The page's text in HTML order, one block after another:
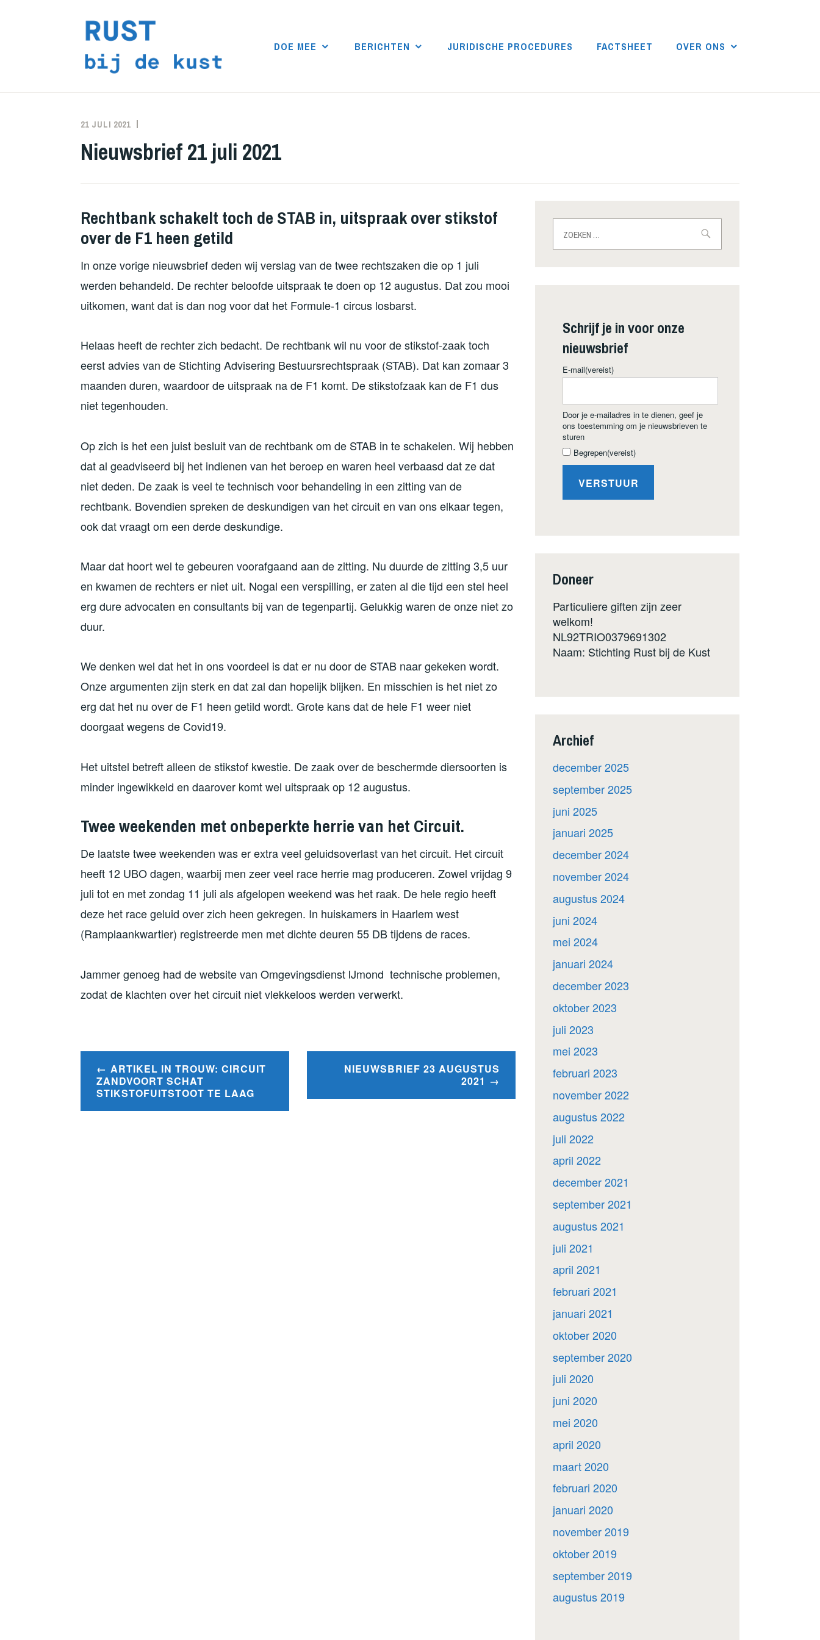
DOE MEE BERICHTEN JURIDISCHE PROCEDURES FACTSHEET OVER ONS
21 JULI 2021
DE
JURIDISCHE
Nieuwsbrief 21 juli 2021
Rechtbank schakelt toch de STAB in, uitspraak over stikstof
over de F1 heen getild
In onze vorige nieuwsbrief deden wij verslag van de twee rechtszaken die op 1 juli
werden behandeld. De rechter beloofde uitspraak te doen op 12 augustus. Dat zou mooi
uitkomen, want dat is dan nog voor dat het Formule-1 circus losbarst.
Helaas heeft de rechter zich bedacht. De rechtbank wil nu voor de stikstof-zaak toch
eerst advies van de Stichting Advisering Bestuursrechtspraak (STAB). Dat kan zomaar 3
maanden duren, waardoor de uitspraak na de F1 komt. De stikstofzaak kan de F1 dus
niet tegenhouden.
Op zich is het een juist besluit van de rechtbank om de STAB in te schakelen. Wij hebben
dat al geadviseerd bij het indienen van het beroep en waren heel verbaasd dat ze dat
niet deden. De zaak is veel te technisch voor behandeling in een zitting van de
rechtbank. Bovendien spreken de deskundigen van het circuit en van ons elkaar tegen,
ook dat vraagt om een derde deskundige.
Maar dat hoort wel te gebeuren voorafgaand aan de zitting. Nu duurde de zitting 3,5 uur
en kwamen de rechters er niet uit. Nogal een verspilling, er zaten al die tijd een stel heel
erg dure advocaten en consultants bij van de tegenpartij. Gelukkig waren de onze niet zo
duur.
We denken wel dat het in ons voordeel is dat er nu door de STAB naar gekeken wordt.
Onze argumenten zijn sterk en dat zal dan hopelijk blijken. En misschien is het niet zo
erg dat het nu over de F1 heen getild wordt. Grote kans dat de hele F1 weer niet
doorgaat wegens de Covid19.
Het uitstel betreft alleen de stikstof kwestie. De zaak over de beschermde diersoorten is
minder ingewikkeld en daarover komt wel uitspraak op 12 augustus.
Twee weekenden met onbeperkte herrie van het Circuit.
De laatste twee weekenden was er extra veel geluidsoverlast van het circuit. Het circuit
heeft 12 UBO dagen, waarbij men zeer veel race herrie mag produceren. Zowel vrijdag 9
juli tot en met zondag 11 juli als afgelopen weekend was het raak. De hele regio heeft
deze het race geluid over zich heen gekregen. In huiskamers in Haarlem west
(Ramplaankwartier) registreerde men met dichte deuren 55 DB tijdens de races.
Jammer genoeg had de website van Omgevingsdienst IJmond technische problemen,
zodat de klachten over het circuit niet vlekkeloos werden verwerkt.
Bericht
navigatie
ARTIKEL IN TROUW: CIRCUIT
ZANDVOORT SCHAT
STIKSTOFUITSTOOT TE LAAG
NIEUWSBRIEF 23 AUGUSTUS
2021
naar:
Schrijf je in voor onze
nieuwsbrief
E-mail(vereist)
Door je e-mailadres in te dienen, geef je
ons toestemming om je nieuwsbrieven te
sturen
Begrepen(vereist)
VERSTUUR
Doneer
Particuliere giften zijn zeer
welkom!
NL92TRIO0379691302
Naam: Stichting Rust bij de Kust
Archief
december 2025
september 2025
juni 2025
januari 2025
december 2024
november 2024
augustus 2024
juni 2024
mei 2024
januari 2024
december 2023
oktober 2023
juli 2023
mei 2023
februari 2023
november 2022
augustus 2022
juli 2022
april 2022
december 2021
september 2021
augustus 2021
juli 2021
april 2021
februari 2021
januari 2021
oktober 2020
september 2020
juli 2020
juni 2020
mei 2020
april 2020
maart 2020
februari 2020
januari 2020
november 2019
oktober 2019
september 2019
augustus 2019